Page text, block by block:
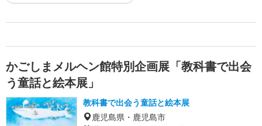
かごしまメルヘン館特別企画展「教科書で出会
う童話と絵本展」
教科書で出会う童話と絵本展
鹿児島県・鹿児島市